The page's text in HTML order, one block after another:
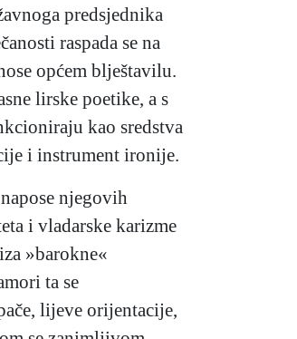
predsjednika
raspada se na
općem blještavilu.
lirske poetike, a s
kao sredstva
i instrument ironije.
njegovih
i vladarske karizme
»barokne«
ta se
lijeve orijentacije,